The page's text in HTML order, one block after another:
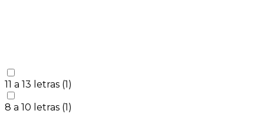
11 a 13 letras (1)
8 a 10 letras (1)